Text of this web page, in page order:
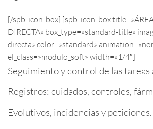
[/spb_icon_box] [spb_icon_box
DIRECTA» box_type=»standard-title»
directa» color=»standard»
el_class=»modulo_soft» width=»1/4″]
Seguimiento y control de las tareas
Registros: cuidados, controles,
Evolutivos, incidencias y peticiones.